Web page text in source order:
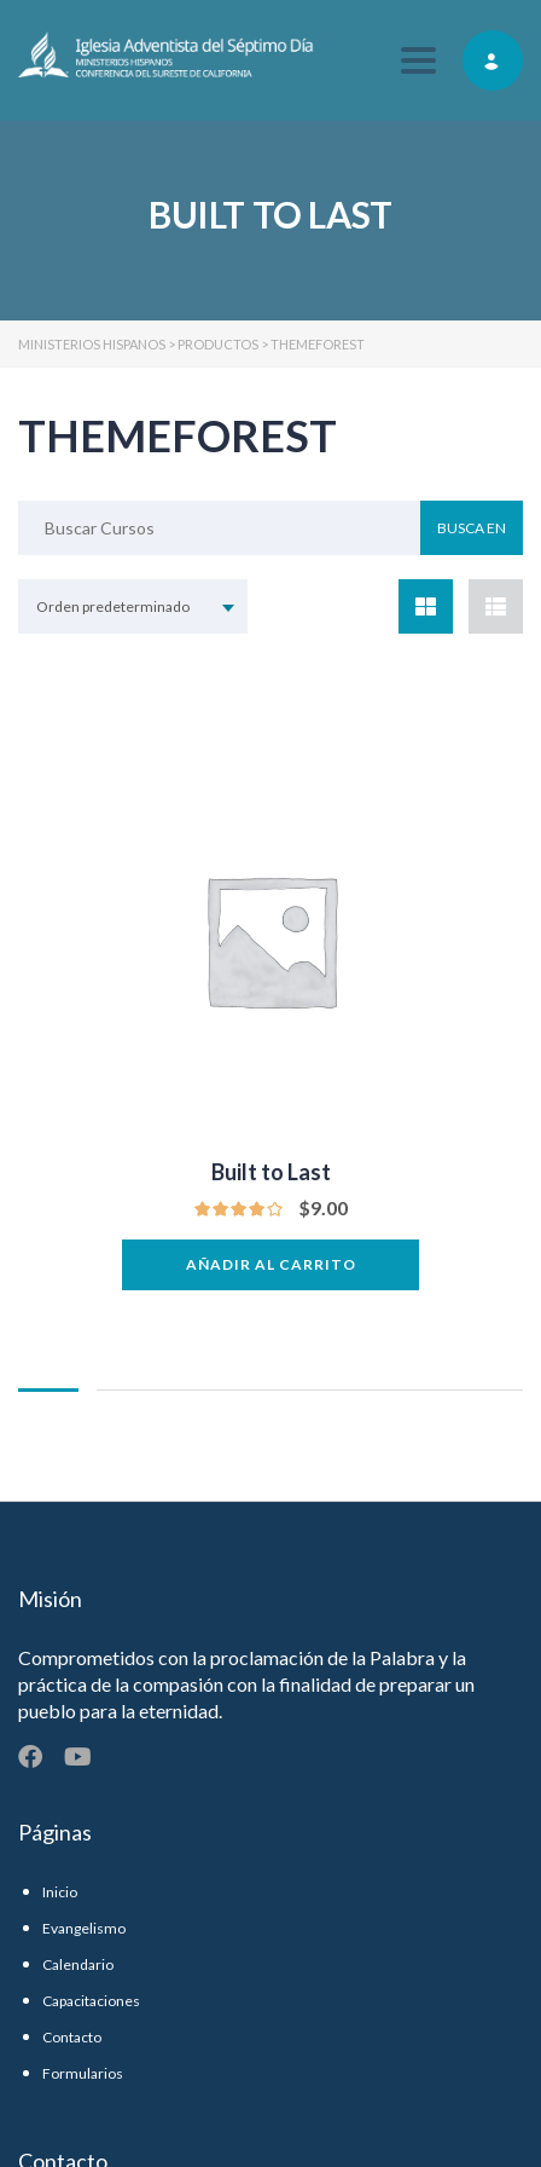
Toggle
BUILT TO LAST
MINISTERIOS HISPANOS > PRODUCTOS >THEMEFOREST
THEMEFOREST
Orden predeterminado
Built to Last
$9.00
AÑADIR AL CARRITO
Misión
Comprometidos con la proclamación de la Palabra y la
práctica de la compasión con la finalidad de preparar un
pueblo para la eternidad.
Páginas
Inicio
Evangelismo
Calendario
Capacitaciones
Contacto
Formularios
Contacto